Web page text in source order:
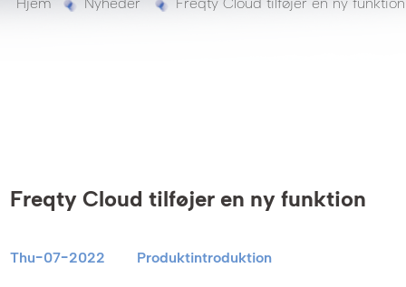
Freqty Cloud tilføjer en ny funktion
Thu-07-2022 Produktintroduktion